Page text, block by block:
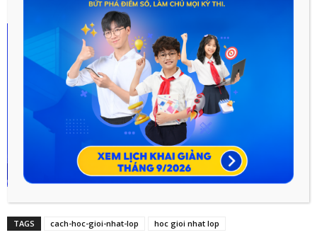
TAGS cach-hoc-gioi-nhat-lop hoc gioi nhat lop